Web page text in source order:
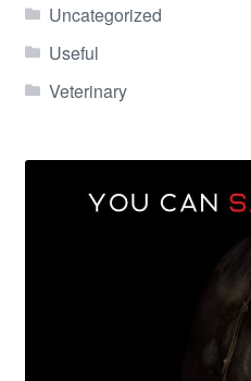
Uncategorized
Useful
Veterinary